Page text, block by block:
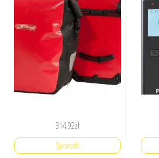
314.92zł
Sprawdź